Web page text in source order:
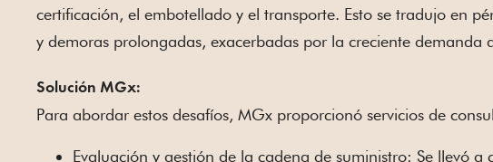
certificación, el embotellado y el transporte. Esto se tradujo en
y demoras prolongadas, exacerbadas por la creciente demanda
Solución MGx:
Para abordar estos desafíos, MGx proporcionó servicios de
Evaluación y gestión de la cadena de suministro: Se llevó